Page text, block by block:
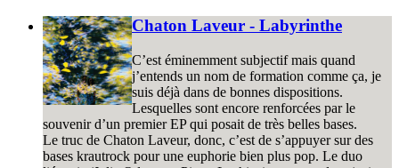
Chaton Laveur - Labyrinthe
C’est éminemment subjectif mais quand
j’entends un nom de formation comme ça, je
suis déjà dans de bonnes dispositions.
Lesquelles sont encore renforcées par le
souvenir d’un premier EP qui posait de très belles bases.
Le truc de Chaton Laveur, donc, c’est de s’appuyer sur des
bases krautrock pour une euphorie bien plus pop. Le duo